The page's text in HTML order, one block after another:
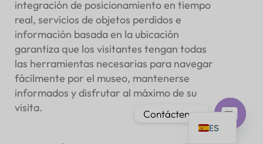
integración de posicionamiento en tiempo
real, servicios de objetos perdidos e
información basada en la ubicación
garantiza que los visitantes tengan todas
las herramientas necesarias para navegar
fácilmente por el museo, mantenerse
informados y disfrutar al máximo de su
visita.
ES
EN
KO
JA
Contáctenos